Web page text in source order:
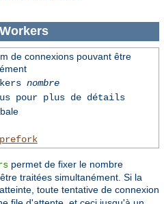
de connexions pouvant être
nombre
pour plus de détails
prefork
permet de fixer le nombre
traitées simultanément. Si la
toute tentative de connexion